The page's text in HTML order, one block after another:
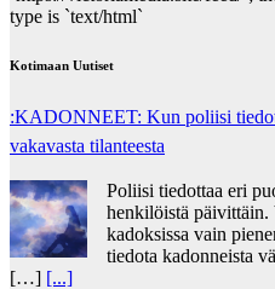
type is `text/html`
Kotimaan Uutiset
:KADONNEET: Kun poliisi
vakavasta tilanteesta
Poliisi tiedottaa eri
henkilöistä
kadoksissa vain
tiedota kadonneista
[…] [...]